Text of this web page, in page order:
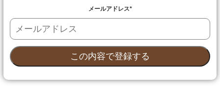
メールアドレス*